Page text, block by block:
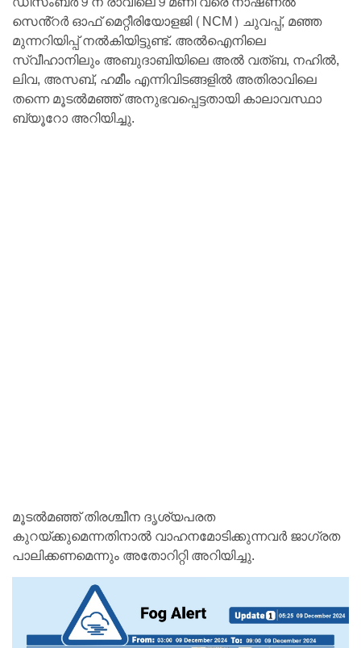
സെൻ്റർ ഓഫ് മെറ്റീരിയോളജി (NCM) ചുവപ്പ്, മഞ്ഞ
മുന്നറിയിപ്പ് നൽകിയിട്ടുണ്ട്. അൽഐനിലെ
സ്വീഹാനിലും അബുദാബിയിലെ അൽ വത്ബ, നഹിൽ,
ലിവ, അസബ്, ഹമീം എന്നിവിടങ്ങളിൽ അതിരാവിലെ
തന്നെ മൂടൽമഞ്ഞ് അനുഭവപ്പെട്ടതായി കാലാവസ്ഥാ
ബ്യൂറോ അറിയിച്ചു.
മൂടൽമഞ്ഞ് തിരശ്ചീന ദൃശ്യപരത
കുറയ്ക്കുമെന്നതിനാൽ വാഹനമോടിക്കുന്നവർ ജാഗ്രത
പാലിക്കണമെന്നും അതോറിറ്റി അറിയിച്ചു.